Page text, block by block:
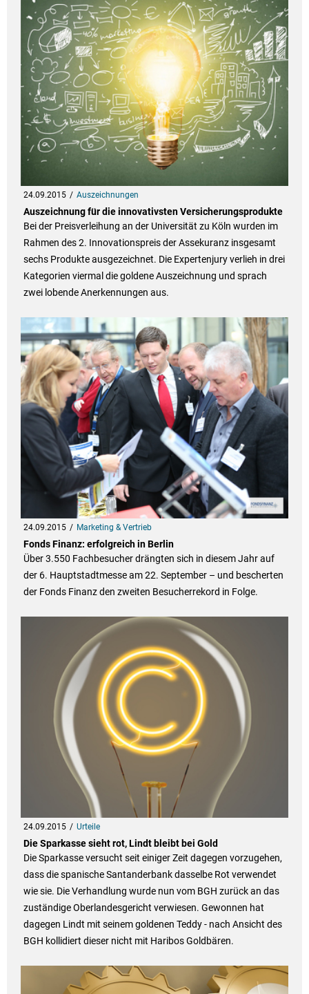
24.09.2015 Auszeichnungen
Auszeichnung für die innovativsten Versicherungsprodukte
Bei der Preisverleihung an der Universität zu Köln wurden im
Rahmen des 2. Innovationspreis der Assekuranz insgesamt
sechs Produkte ausgezeichnet. Die Expertenjury verlieh in drei
Kategorien viermal die goldene Auszeichnung und sprach
zwei lobende Anerkennungen aus.
24.09.2015 Marketing & Vertrieb
Fonds Finanz: erfolgreich in Berlin
Über 3.550 Fachbesucher drängten sich in diesem Jahr auf
der 6. Hauptstadtmesse am 22. September – und bescherten
der Fonds Finanz den zweiten Besucherrekord in Folge.
24.09.2015 Urteile
Die Sparkasse sieht rot, Lindt bleibt bei Gold
Die Sparkasse versucht seit einiger Zeit dagegen vorzugehen,
dass die spanische Santanderbank dasselbe Rot verwendet
wie sie. Die Verhandlung wurde nun vom BGH zurück an das
zuständige Oberlandesgericht verwiesen. Gewonnen hat
dagegen Lindt mit seinem goldenen Teddy - nach Ansicht des
BGH kollidiert dieser nicht mit Haribos Goldbären.